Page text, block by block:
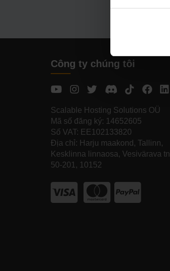
Công ty chúng tôi
Scalable Hosting Solutions OÜ
Mã số đăng ký: 14652605
Số VAT: EE102133820
Địa chỉ: Harju maakond, Tallinn,
Kesklinna linnaosa, Vesivärava tn
50-201, 10152